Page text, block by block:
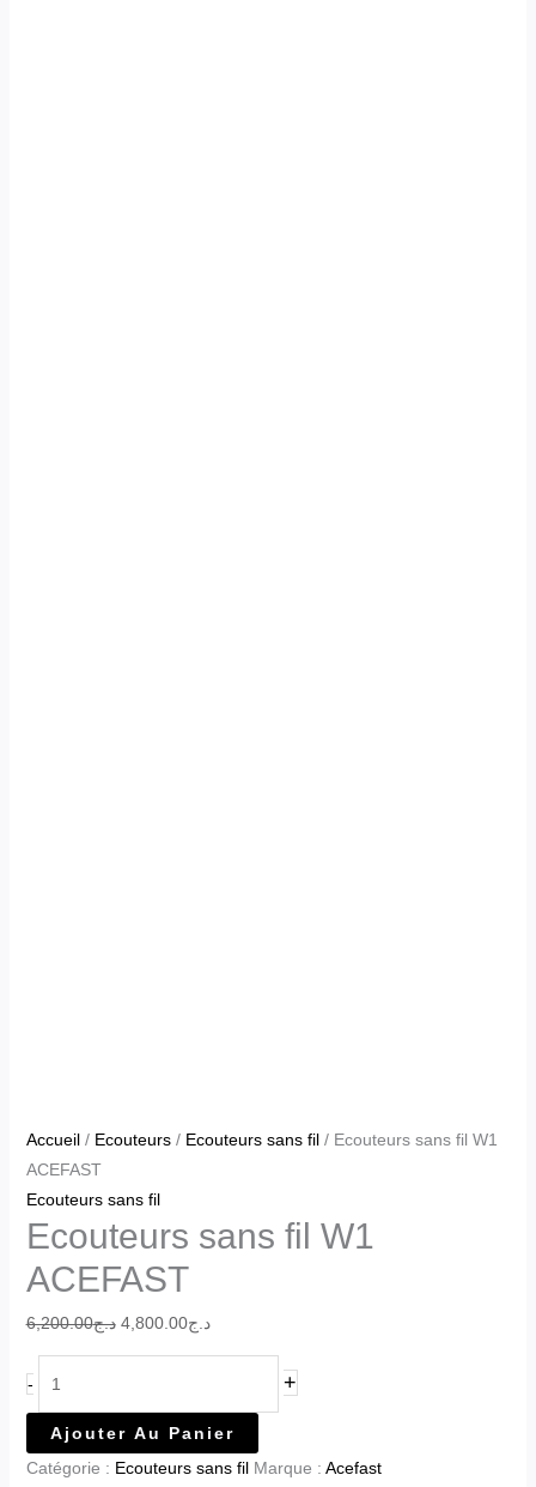
Accueil/ Ecouteurs/ Ecouteurs sans fil/ Ecouteurs sans fil W1
ACEFAST
Ecouteurs sans fil
Ecouteurs sans fil W1
ACEFAST
د.ج6,200.00 د.ج4,800.00
- +
Ajouter Au Panier
Catégorie : Ecouteurs sans fil Marque : Acefast